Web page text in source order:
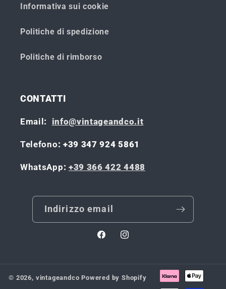
Informativa sui cookie
Politiche di spedizione
Politiche di rimborso
CONTATTI
Email : info@vintageandco.it
Telefono: +39 347 924 5861
WhatsApp: +39 366 422 4488
Indirizzo email
FacebookInstagram
© 2026, vintageandco Powered by Shopify